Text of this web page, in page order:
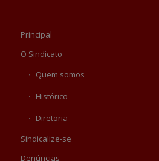
Principal
O Sindicato
Quem somos
Histórico
Diretoria
Sindicalize-se
Denúncias